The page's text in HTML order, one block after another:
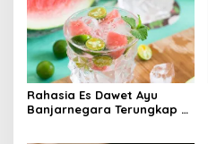
Rahasia Es Dawet Ayu
Banjarnegara Terungkap di